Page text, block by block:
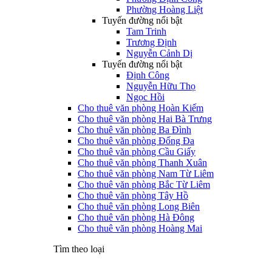
Phường Hoàng Liệt
Tuyến đường nổi bật
Tam Trinh
Trương Định
Nguyễn Cảnh Dị
Tuyến đường nổi bật
Định Công
Nguyễn Hữu Thọ
Ngọc Hồi
Cho thuê văn phòng Hoàn Kiếm
Cho thuê văn phòng Hai Bà Trưng
Cho thuê văn phòng Ba Đình
Cho thuê văn phòng Đống Đa
Cho thuê văn phòng Cầu Giấy
Cho thuê văn phòng Thanh Xuân
Cho thuê văn phòng Nam Từ Liêm
Cho thuê văn phòng Bắc Từ Liêm
Cho thuê văn phòng Tây Hồ
Cho thuê văn phòng Long Biên
Cho thuê văn phòng Hà Đông
Cho thuê văn phòng Hoàng Mai
Tìm theo loại